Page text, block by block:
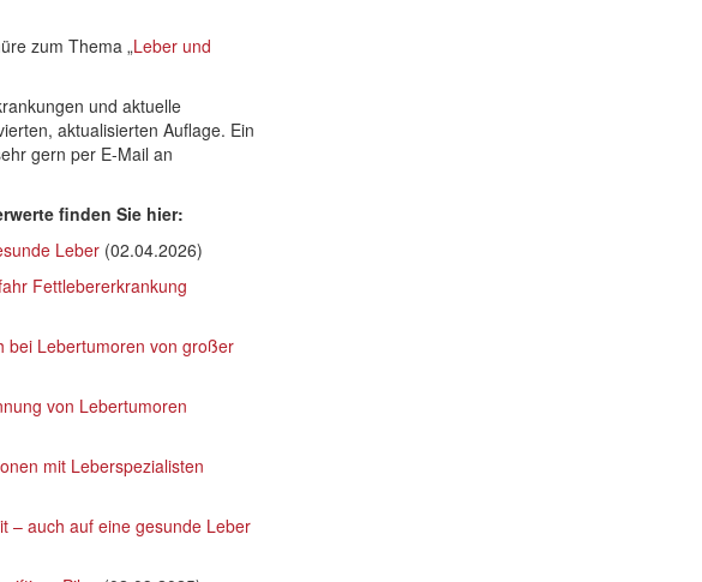
zum Thema „Leber und
und aktuelle
aktualisierten Auflage. Ein
gern per E-Mail an
finden Sie hier:
Leber (02.04.2026)
Fettlebererkrankung
bei Lebertumoren von großer
von Lebertumoren
mit Leberspezialisten
– auch auf eine gesunde Leber